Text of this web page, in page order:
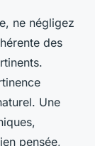
ne négligez
des
Une
pensée,